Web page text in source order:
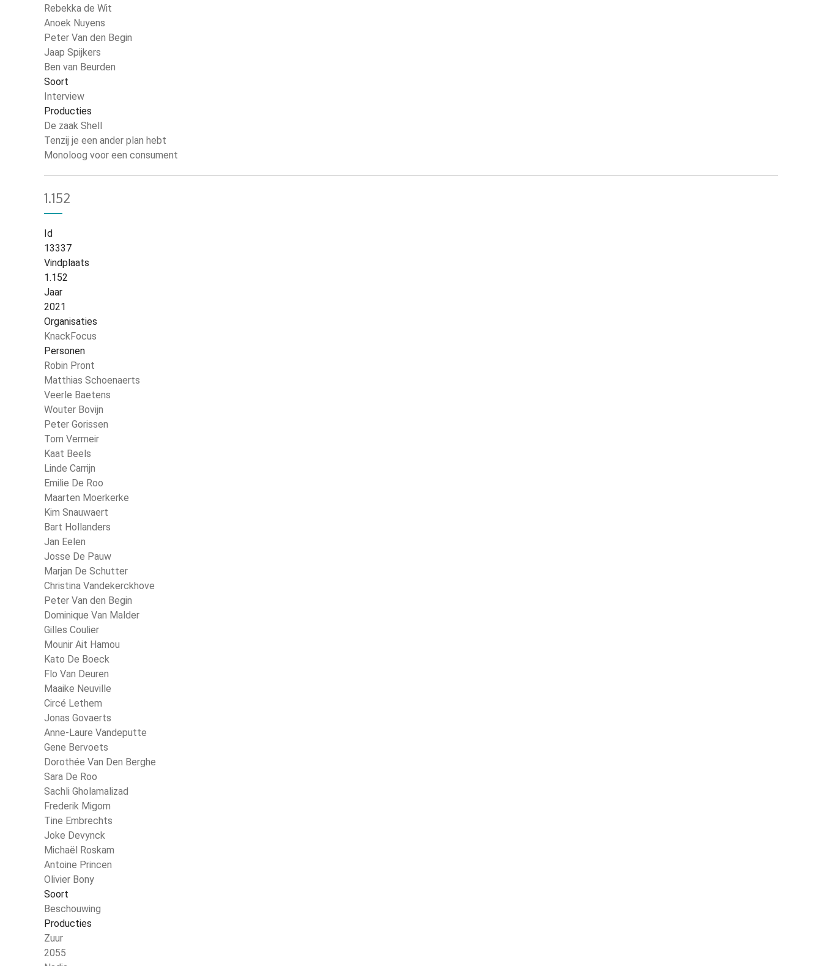
Rebekka de Wit
Anoek Nuyens
Peter Van den Begin
Jaap Spijkers
Ben van Beurden
Soort
Interview
Producties
De zaak Shell
Tenzij je een ander plan hebt
Monoloog voor een consument
1.152
Id
13337
Vindplaats
1.152
Jaar
2021
Organisaties
KnackFocus
Personen
Robin Pront
Matthias Schoenaerts
Veerle Baetens
Wouter Bovijn
Peter Gorissen
Tom Vermeir
Kaat Beels
Linde Carrijn
Emilie De Roo
Maarten Moerkerke
Kim Snauwaert
Bart Hollanders
Jan Eelen
Josse De Pauw
Marjan De Schutter
Christina Vandekerckhove
Peter Van den Begin
Dominique Van Malder
Gilles Coulier
Mounir Ait Hamou
Kato De Boeck
Flo Van Deuren
Maaike Neuville
Circé Lethem
Jonas Govaerts
Anne-Laure Vandeputte
Gene Bervoets
Dorothée Van Den Berghe
Sara De Roo
Sachli Gholamalizad
Frederik Migom
Tine Embrechts
Joke Devynck
Michaël Roskam
Antoine Princen
Olivier Bony
Soort
Beschouwing
Producties
Zuur
2055